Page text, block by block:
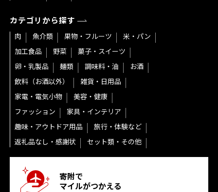
カテゴリから探す
肉 魚介類 果物・フルーツ
米・パン
加工食品
野菜
菓子・スイーツ
卵・乳製品
麺類 調味料・油
お酒
飲料（お酒以外）
雑貨・日用品
家電・電気小物
美容・健康
ファッション
家具・インテリア
趣味・アウトドア用品
旅行・体験など
返礼品なし・感謝状
セット類・その他
寄附で
マイルがつかえる